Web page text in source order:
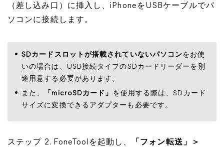
（差し込み口）に挿入し、iPhoneをUSBケーブルでパ
ソコンに接続します。
SDカードスロットが搭載されていないパソコンをお使
いの場合は、USB接続タイプのSDカードリーダーを別
途用意する必要があります。
また、
「microSDカード」 を使用する際は、SDカード
サイズに変換できるアダプターも必要です。
ステップ 2. FoneToolを起動し、
「フォン転送」＞